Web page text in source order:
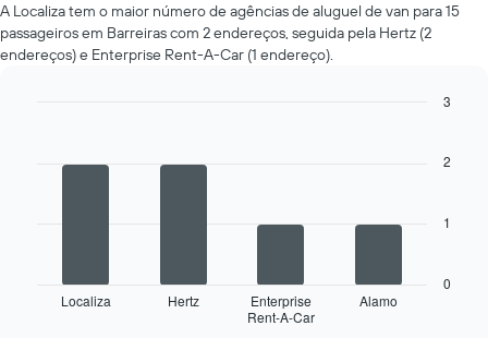
A Localiza tem o maior número de agências de aluguel de van para 15
passageiros em Barreiras com 2 endereços, seguida pela Hertz (2
endereços) e Enterprise Rent-A-Car (1 endereço).
seguirLocaliza Hertz
Enterprise
Rent-A-Car
Alamo
0
1
2
3